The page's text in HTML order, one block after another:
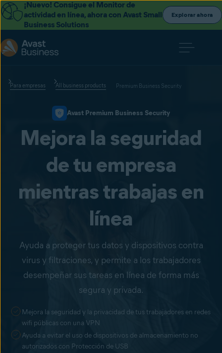
¡Nuevo! Consigue el Monitor de
actividad en línea, ahora con Avast Small
Business Solutions
Explorar ahora
Para empresas All business products Premium Business Security
Avast Premium Business Security
Mejora la seguridad
de tu empresa
mientras trabajas en
línea
Ayuda a proteger tus datos y dispositivos contra
virus y filtraciones, y permite a los trabajadores
desempeñar sus tareas en línea de forma más
segura y privada.
Mejora la seguridad y la privacidad de tus trabajadores en redes
wifi públicas con una VPN
Ayuda a evitar el uso de dispositivos de almacenamiento no
autorizados con Protección de USB